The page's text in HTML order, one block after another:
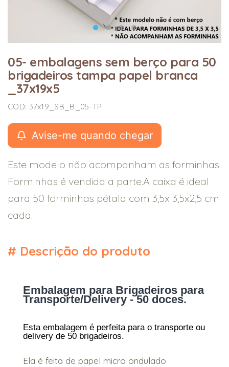
05- embalagens sem berço para 50
brigadeiros tampa papel branca
_37x19x5
COD: 37x19_SB_B_05-TP
Avise-me quando chegar
Este modelo não acompanham as forminhas.
Forminhas é vendida a parte.A caixa é ideal
para 50 forminhas pétala com 3,5x 3,5x2,5 cm
cada.
# Descrição do produto
Embalagem para Brigadeiros para
Transporte/Delivery - 50 doces.
Esta embalagem é perfeita para o transporte ou
delivery de 50 brigadeiros.
Ela é feita de papel micro ondulado